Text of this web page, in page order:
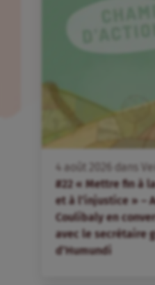
4 août dans
#22 « Mettre fin à
et à l’injustice » –
Coulibaly en
avec le secrétaire
d’Humundi